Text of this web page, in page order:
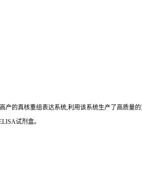
产的真核重组表达系统,利用该系统生产了高质量
试剂盒。